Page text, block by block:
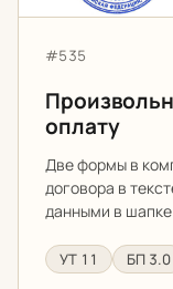
Артикул:
#535
оплату
Две формы в
договора в
данными в
УТ 11 БП 3.0